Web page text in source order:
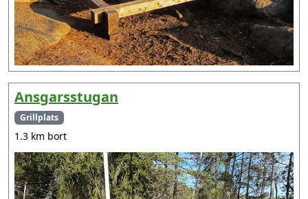
Ansgarsstugan
Grillplats
1.3 km bort